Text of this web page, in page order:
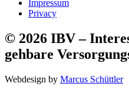
Impressum
Privacy
© 2026 IBV –
geh­bare
Webdesign by Marcus Schüttler